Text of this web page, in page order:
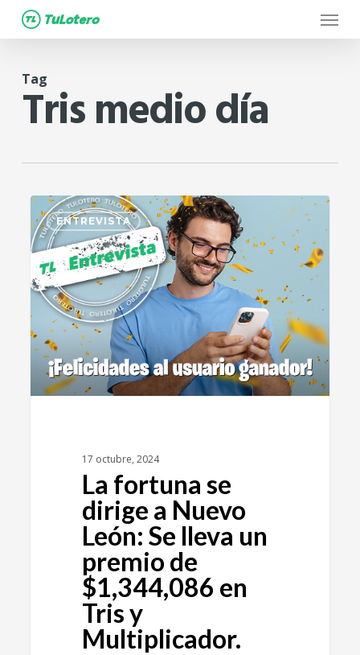
Skip
to
content
Menu
Tag
Tris medio día
ENTREVISTA
17 octubre, 2024
La fortuna se
dirige a Nuevo
León: Se lleva un
premio de
$1,344,086 en
Tris y
Multiplicador.
0